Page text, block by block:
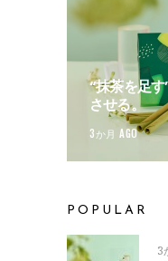
“抹茶を足
させる。
3か月 AGO
POPULAR
3